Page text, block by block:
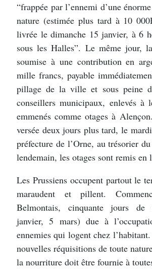
“frappée par l’ennemi d’une
nature (estimée plus tard à 10
livrée le dimanche 15 janvier, à 6
sous les Halles”. Le même jour,
soumise à une contribution en
mille francs, payable
pillage de la ville et sous peine
conseillers municipaux, enlevés à
emmenés comme otages à
versée deux jours plus tard, le
préfecture de l’Orne, au trésorier
lendemain, les otages sont remis en
Les Prussiens occupent partout le
maraudent et pillent.
Belmontais, cinquante jours de
janvier, 5 mars) due à
ennemies qui logent chez
nouvelles réquisitions de toute
la nourriture doit être fournie à